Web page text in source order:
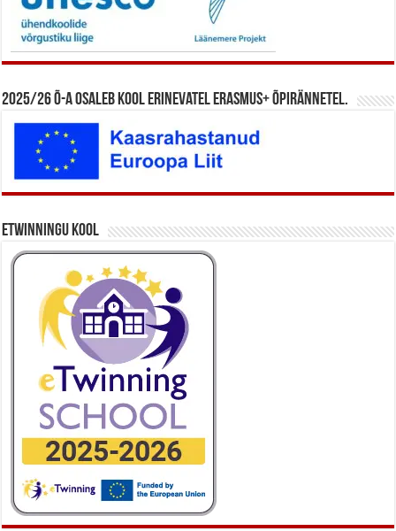
2025/26 õ-a osaleb kool erinevatel Erasmus+ õpirännetel.
eTwinningu kool